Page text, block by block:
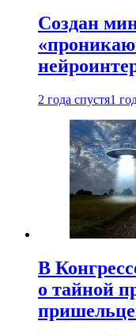
Создан
2 года спустя1
В
о тайной